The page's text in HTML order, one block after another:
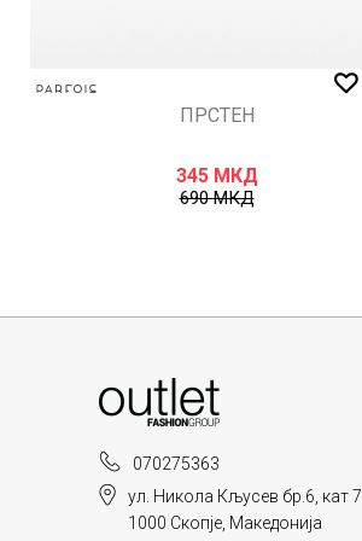
ПРСТЕН
345 МКД
690МКД
070275363
ул. Никола Кљусев бр.6, кат 7
1000 Скопје, Македонија